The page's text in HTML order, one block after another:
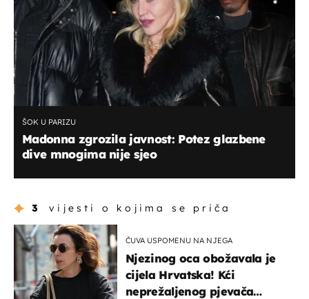
ŠOK U PARIZU
Madonna zgrozila javnost: Potez glazbene
dive mnogima nije sjeo
3 vijesti o kojima se priča
ČUVA USPOMENU NA NJEGA
Njezinog oca obožavala je
cijela Hrvatska! Kći
neprežaljenog pjevača